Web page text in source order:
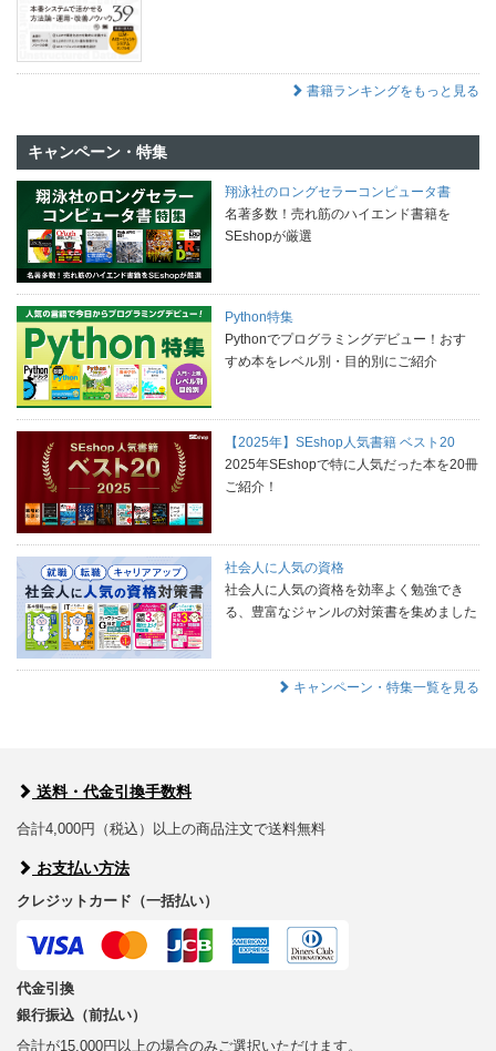
書籍ランキングをもっと見る
キャンペーン・特集
翔泳社のロングセラーコンピュータ書
名著多数！売れ筋のハイエンド書籍を
SEshopが厳選
Python特集
Pythonでプログラミングデビュー！おす
すめ本をレベル別・目的別にご紹介
【2025年】SEshop人気書籍 ベスト20
2025年SEshopで特に人気だった本を20冊
ご紹介！
社会人に人気の資格
社会人に人気の資格を効率よく勉強でき
る、豊富なジャンルの対策書を集めました
キャンペーン・特集一覧を見る
送料・代金引換手数料
合計4,000円（税込）以上の商品注文で送料無料
お支払い方法
クレジットカード（一括払い）
代金引換
銀行振込（前払い）
合計が15,000円以上の場合のみご選択いただけます。